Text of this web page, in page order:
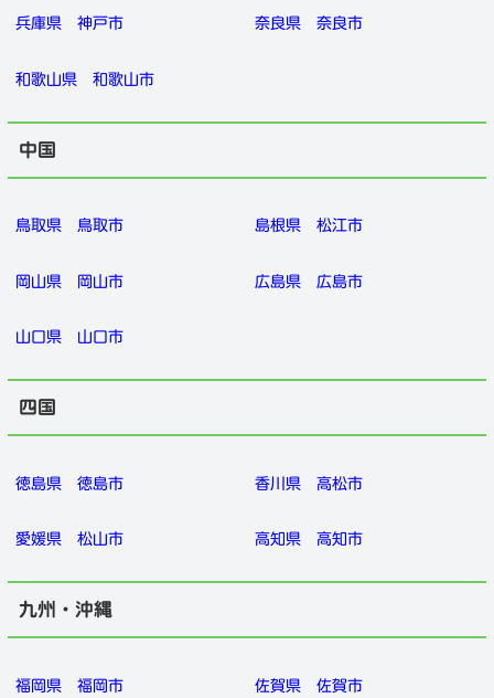
兵庫県 神戸市 奈良県 奈良市
和歌山県 和歌山市
中国
鳥取県 鳥取市 島根県 松江市
岡山県 岡山市 広島県 広島市
山口県 山口市
四国
徳島県 徳島市 香川県 高松市
愛媛県 松山市 高知県 高知市
九州・沖縄
福岡県 福岡市 佐賀県 佐賀市